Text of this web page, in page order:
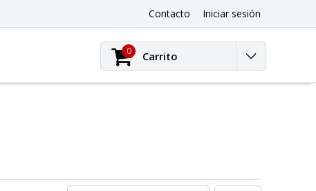
Contacto Iniciar sesión
0 Carrito